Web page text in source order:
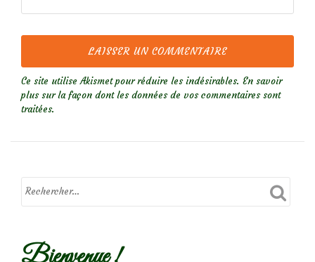
Ce site utilise Akismet pour réduire les indésirables. En savoir
plus sur la façon dont les données de vos commentaires sont
traitées.